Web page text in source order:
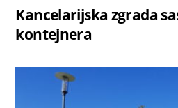
Kancelarijska zgrada
kontejnera